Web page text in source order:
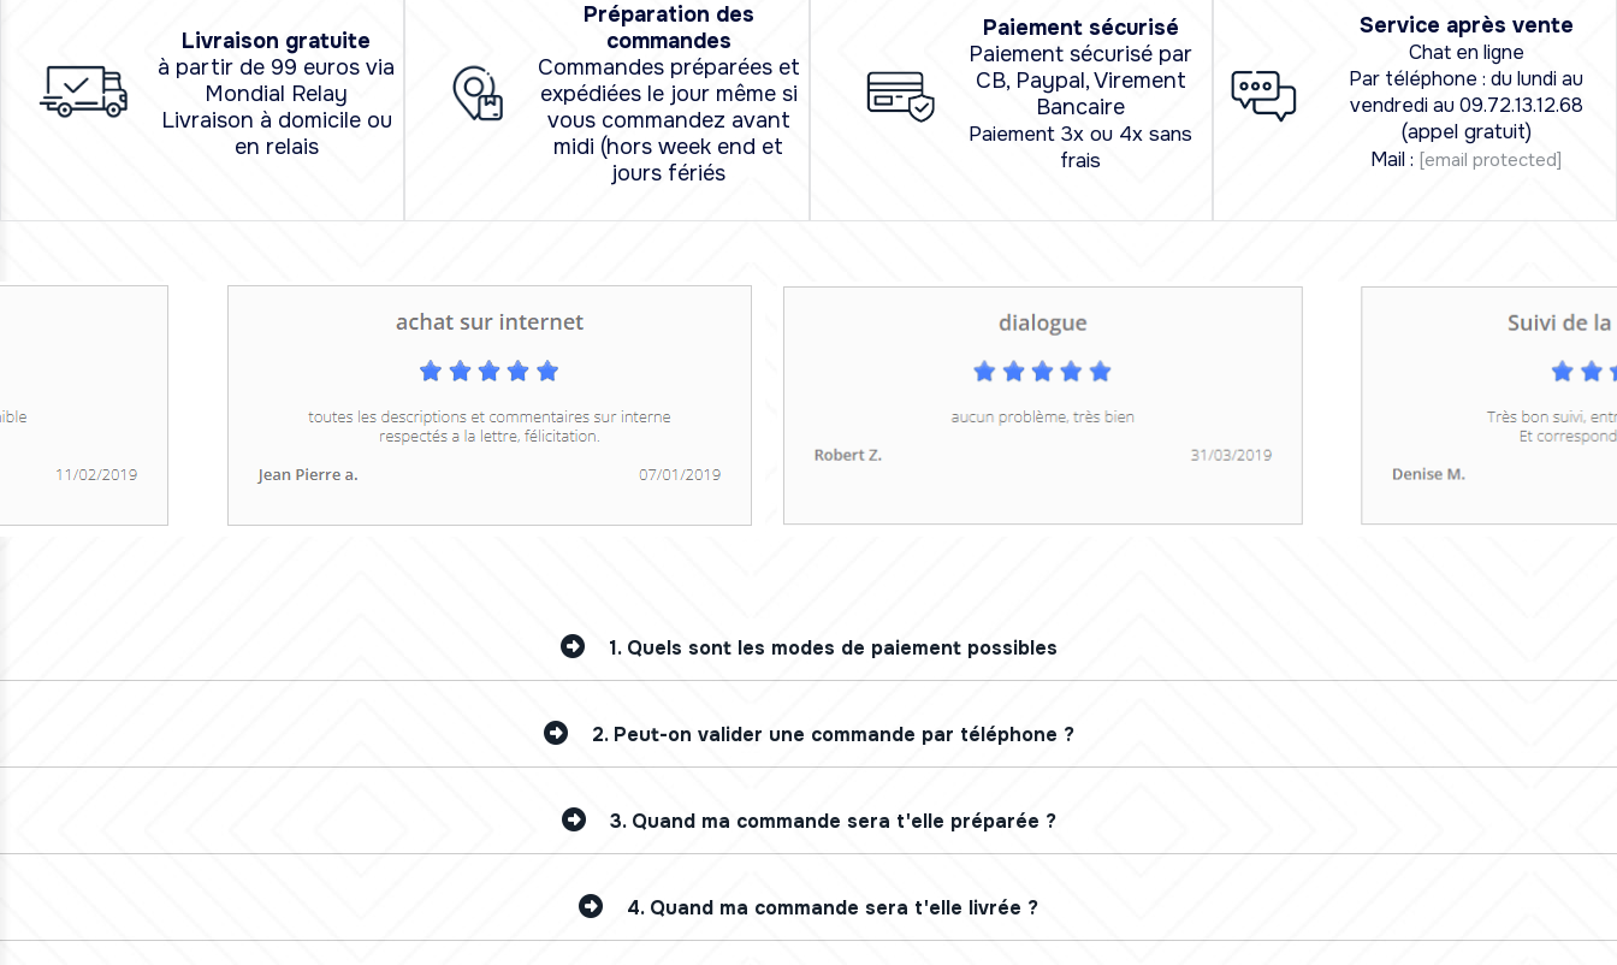
Livraison gratuite
à partir de 99 euros via
Mondial Relay
Livraison à domicile ou
en relais
Préparation des
commandes
Commandes préparées et
expédiées le jour même si
vous commandez avant
midi (hors week end et
jours fériés
Paiement sécurisé
Paiement sécurisé par
CB, Paypal, Virement
Bancaire
Paiement 3x ou 4x sans
frais
Service après vente
Chat en ligne
Par téléphone : du lundi au
vendredi au 09.72.13.12.68
(appel gratuit)
Mail : [email protected]
1. Quels sont les modes de paiement possibles
2. Peut-on valider une commande par téléphone ?
3. Quand ma commande sera t'elle préparée ?
4. Quand ma commande sera t'elle livrée ?